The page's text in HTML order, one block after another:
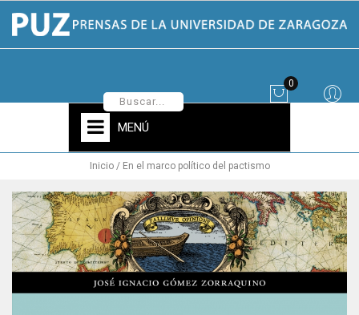
0
MENÚ
Inicio En el marco político del pactismo